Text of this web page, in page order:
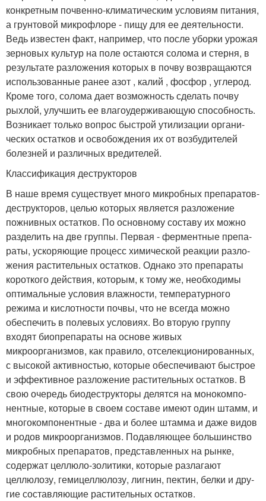
конкретным почвенно-климатическим условиям питания,
а грунтовой микро­флоре - пищу для ее деятель­ности.
Ведь известен факт, например, что после уборки урожая
зерновых культур на поле остаются солома и стер­ня, в
результате разложения которых в почву возвращают­ся
использованные ранее азот , калий , фосфор , углерод.
Кроме того, солома дает воз­можность сделать почву
рых­лой, улучшить ее влагоудерживающую способность.
Возникает только вопрос быстрой утилизации органи­
ческих остатков и освобожде­ния их от возбудителей
болез­ней и различных вредителей.
Классификация деструкторов
В наше время существует много микробных препара­тов-
деструкторов, целью которых является разложение
пожнивных остатков. По основному составу их можно
разделить на две группы. Первая - ферментные препа­
раты, ускоряющие процесс химической реакции разло­
жения растительных остат­ков. Однако это препараты
короткого действия, которым, к тому же, необходимы
опти­мальные условия влажности, температурного
режима и кислотности почвы, что не всегда можно
обеспечить в полевых условиях. Во вторую группу
входят био­препараты на основе живых
микроорганизмов, как прави­ло, отселекционированных,
с высокой активностью, кото­рые обеспечивают быстрое
и эффективное разложение растительных остатков. В
свою очередь биодеструкто­ры делятся на монокомпо­
нентные, которые в своем составе имеют один штамм, и
многокомпонентные - два и более штамма и даже видов
и родов микроорганизмов. Подавляющее большинство
микробных препаратов, пред­ставленных на рынке,
содержат целлюло-золитики, которые разлагают
целлюлозу, гемицеллюлозу, лигнин, пектин, белки и дру­
гие составляющие раститель­ных остатков.